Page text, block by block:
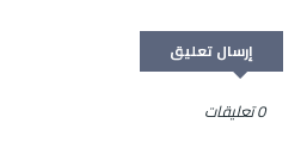
إرسال تعليق
0 تعليقات